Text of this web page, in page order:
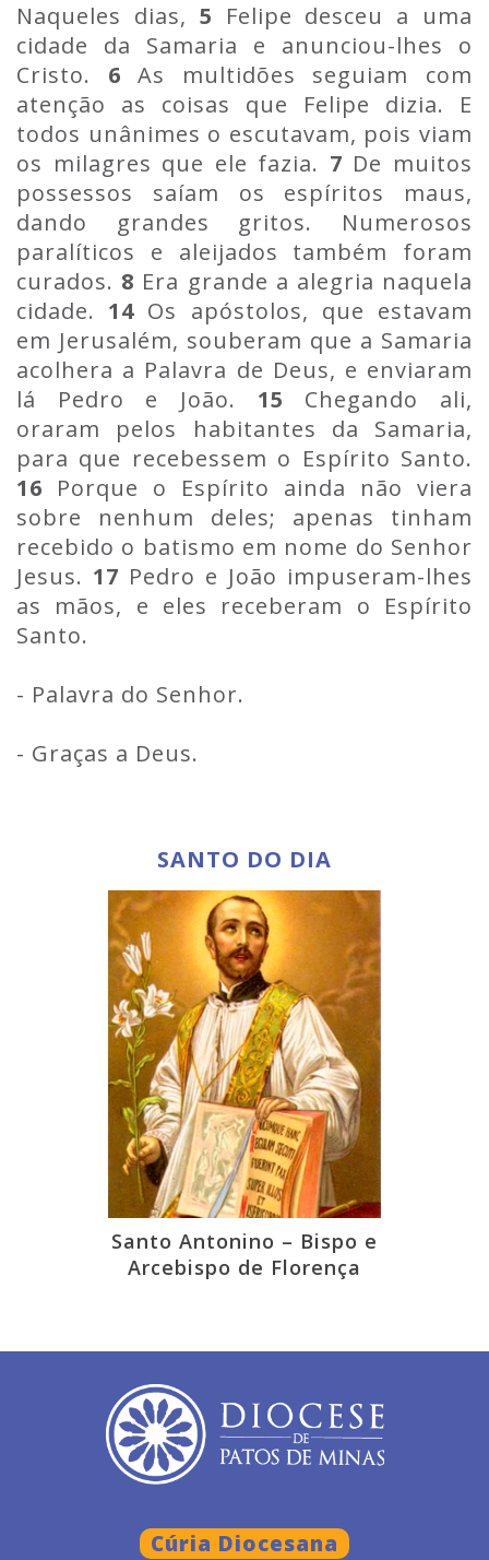
Naqueles dias, 5 Felipe desceu a uma
cidade da Samaria e anunciou-lhes o
Cristo. 6 As multidões seguiam com
atenção as coisas que Felipe dizia. E
todos unânimes o escutavam, pois viam
os milagres que ele fazia. 7 De muitos
possessos saíam os espíritos maus,
dando grandes gritos. Numerosos
paralíticos e aleijados também foram
curados. 8 Era grande a alegria naquela
cidade. 14 Os apóstolos, que estavam
em Jerusalém, souberam que a Samaria
acolhera a Palavra de Deus, e enviaram
lá Pedro e João. 15 Chegando ali,
oraram pelos habitantes da Samaria,
para que recebessem o Espírito Santo.
16 Porque o Espírito ainda não viera
sobre nenhum deles; apenas tinham
recebido o batismo em nome do Senhor
Jesus. 17 Pedro e João impuseram-lhes
as mãos, e eles receberam o Espírito
Santo.
- Palavra do Senhor.
- Graças a Deus.
SANTO DO DIA
Santo Antonino – Bispo e
Arcebispo de Florença
Cúria Diocesana